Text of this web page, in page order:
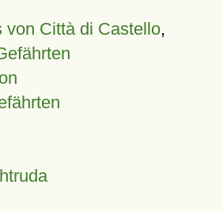
von Città di Castello,